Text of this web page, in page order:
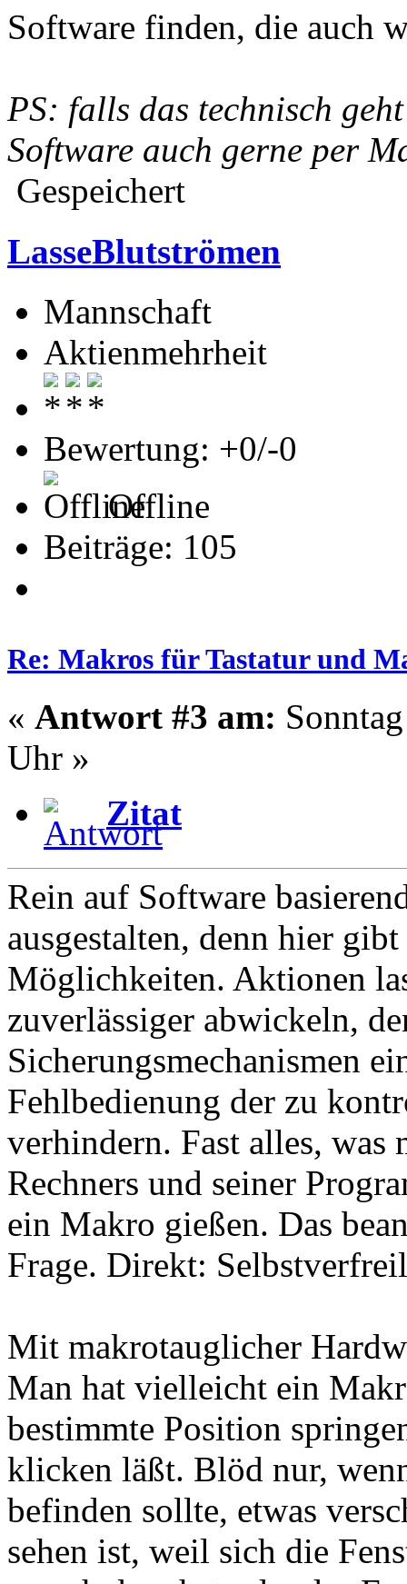
Software finden, die auch
PS: falls das technisch
Software auch gerne per
Gespeichert
LasseBlutströmen
Mannschaft
Aktienmehrheit
Bewertung: +0/-0
Offline
Beiträge: 105
Re: Makros für Tastatur und
« Antwort #3 am:
Uhr »
Zitat
Rein auf Software
ausgestalten, denn hier
Möglichkeiten. Aktionen
zuverlässiger abwickeln,
Sicherungsmechanismen
Fehlbedienung der zu
verhindern. Fast alles, was
Rechners und seiner
ein Makro gießen. Das
Frage. Direkt:
Mit makrotauglicher
Man hat vielleicht ein
bestimmte Position
klicken läßt. Blöd nur,
befinden sollte, etwas
sehen ist, weil sich die